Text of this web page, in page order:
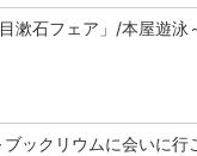
漱石フェア」/本屋遊泳
ックリウムに会いに行